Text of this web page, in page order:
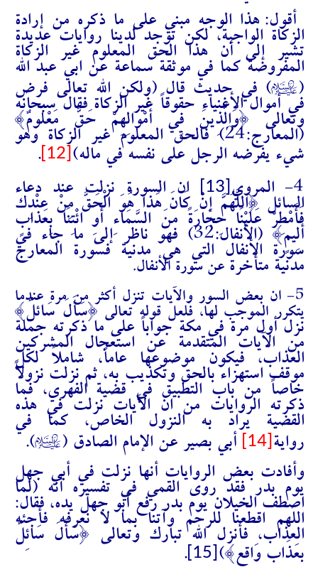
أقول: هذا الوجه مبني على ما ذكره من إرادة
الزكاة الواجبة، لكن توجد لدينا روايات عديدة
تشير إلى أن هذا الحق المعلوم غير الزكاة
المفروضة كما في موثقة سماعة عن ابي عبد الله
(
A) في حديث قال (ولكن الله تعالى فرض
في أموال الأغنياء حقوقاً غير الزكاة فقال سبحانه
وتعالى {وَالَّذِينَ فِي أَمْوَالِهِمْ حَقٌّ مَعْلُومٌ}
(المعارج:24) فالحق المعلوم غير الزكاة وهو
شيء يفرضه الرجل على نفسه في ماله)
.
4- المروي
ان السورة نزلت عند دعاء
السائل {اللَّهُمَّ إِنْ كَانَ هَذَا هُوَ الْحَقَّ مِنْ عِنْدِكَ
فَأَمْطِرْ عَلَيْنَا حِجَارَةً مِنَ السَّمَاءِ أَوِ ائْتِنَا بِعَذَابٍ
أَلِيمٍ} (الأنفال:32) فهو ناظر إلى ما جاء في
سورة الأنفال التي هي مدنية فسورة المعارج
مدنية متأخرة عن سورة الأنفال.
5- ان بعض السور والآيات تنزل أكثر من مرة عندما
يتكرر الموجب لها، فلعل قوله تعالى {سَأَلَ سَائِلٌ}
نزل أول مرة في مكة جواباً على ما ذكرته جملة
من الآيات المتقدمة عن استعجال المشركين
العذاب، فيكون موضوعها عاماً، شاملاً لكل
موقف استهزاء بالحق وتكذيب به، ثم نزلت نزولاً
خاصاً من باب التطبيق في قضية الفهري، فما
ذكرته الروايات من ان الآيات نزلت في هذه
القضية يراد به النزول الخاص، كما في
رواية
أبي بصير عن الإمام الصادق (A
).
وأفادت بعض الروايات أنها نزلت في أبي جهل
يوم بدر فقد روى القمي في تفسيره أنه (لما
اصطف الخيلان يوم بدر رفع أبو جهل يده، فقال:
اللهم اقطعنا للرحم وآتنا بما لا نعرفه فأجئه
العذاب، فأنزل الله تبارك وتعالى {سَأَلَ سَائِلٌ
بِعَذَابٍ وَاقِعٍ})
.